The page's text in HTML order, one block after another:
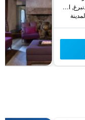
2 Greenside Place, إدنبرغ, المملكة المتحدة